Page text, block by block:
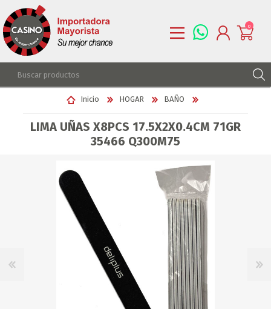
REGISTRARSE
LISTA DE DESEOS
0
Inicio HOGAR BAÑO
LIMA UÑAS X8PCS 17.5X2X0.4CM 71GR
35466 Q300M75